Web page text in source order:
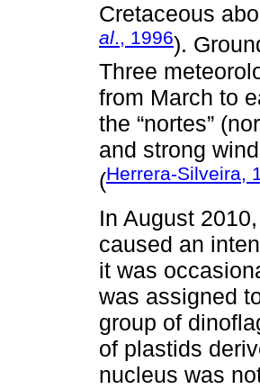
Cretaceous
al., 1996).
Three
from March to
the “nortes”
and strong
(Herrera-Silveira,
In August
caused an
it was
was assigned
group of
of plastids
nucleus was